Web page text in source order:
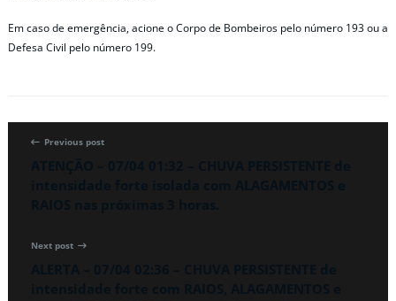
Em caso de emergência, acione o Corpo de Bombeiros pelo número 193 ou a
Defesa Civil pelo número 199.
Previous post
Next post